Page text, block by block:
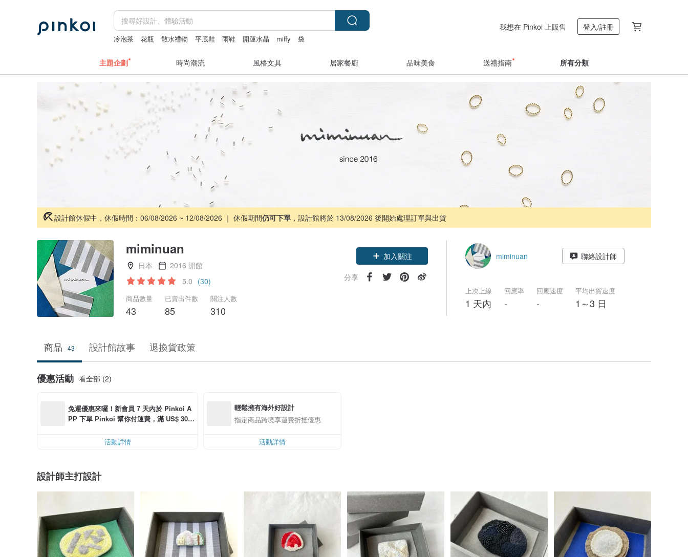
冷泡茶 花瓶 散水禮物 平底鞋 雨鞋 開運水晶 miffy 袋
我想在 Pinkoi 上販售 登入/註冊
主題企劃 時尚潮流 風格文具 居家餐廚 品味美食 送禮指南 所有分類
設計館休假中，休假時間：06/08/2026 ~ 12/08/2026 ｜ 休假期間仍可下單 ，設計館將於 13/08/2026 後開始處理訂單與出貨
miminuan
日本
2016 開館
5.0 (30)
商品數量
43
已賣出件數
85
關注人數
310
加入關注
分享
miminuan 聯絡設計師
上次上線
1 天內
回應率
-
回應速度
-
平均出貨速度
1～3 日
商品 43 設計館故事 退換貨政策
優惠活動 看全部 (2)
免運優惠來囉！新會員 7 天內於 Pinkoi A
PP 下單 Pinkoi 幫你付運費，滿 US$ 30.0
活動詳情
輕鬆擁有海外好設計
指定商品跨境享運費折抵優惠
活動詳情
設計師主打設計